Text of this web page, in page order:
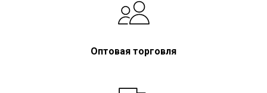
Оптовая торговля